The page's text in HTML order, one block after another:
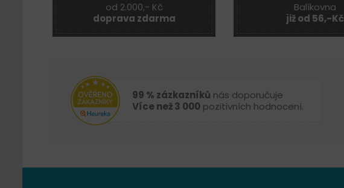
od 2.000,- Kč
doprava zdarma
Balíkovna
již od 56,-Kč
99 % zázkazníků nás doporučuje
Více než 3 000 pozitivních hodnocení.